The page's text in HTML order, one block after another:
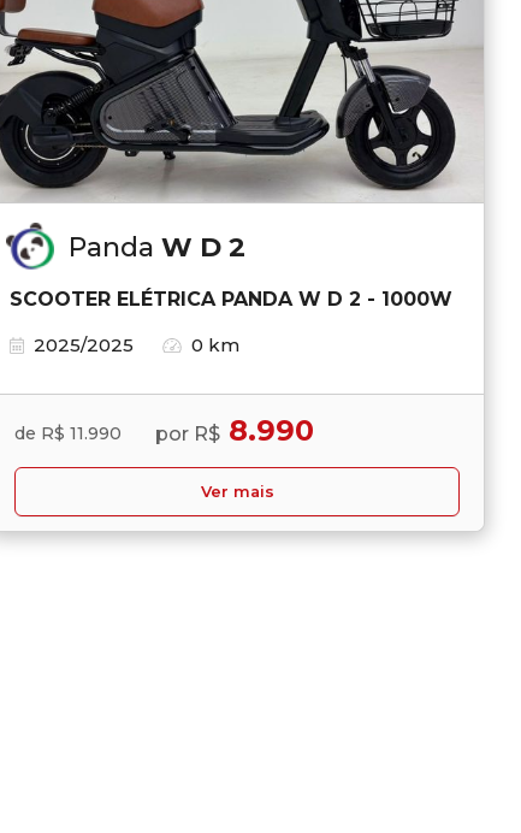
Panda W D 2
SCOOTER ELÉTRICA PANDA W D 2 - 1000W
2025/2025
0 km
de R$ 11.990 por R$ 8.990
Ver mais